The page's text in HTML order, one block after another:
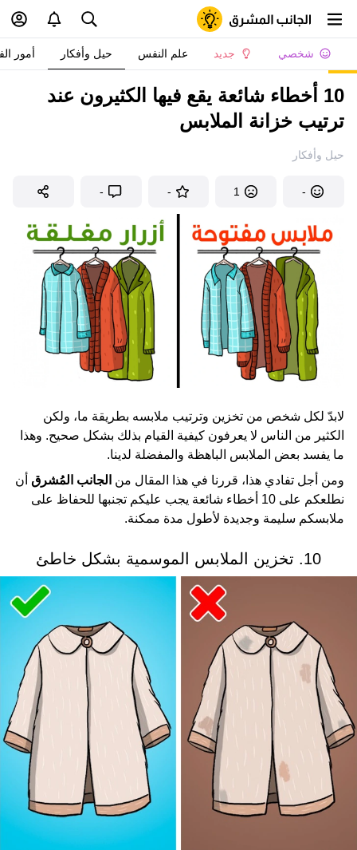
شخصي جديد علم النفس حيل وأفكار أمور
10 أخطاء شائعة يقع فيها الكثيرون عند
ترتيب خزانة الملابس
حيل وأفكار
-
1
-
-
لابدّ لكل شخص من تخزين وترتيب ملابسه بطريقة ما، ولكن
الكثير من الناس لا يعرفون كيفية القيام بذلك بشكل صحيح. وهذا
ما يفسد بعض الملابس الباهظة والمفضلة لدينا.
ومن أجل تفادي هذا، قررنا في هذا المقال من الجانب المُشرق أن
نطلعكم على 10 أخطاء شائعة يجب عليكم تجنبها للحفاظ على
ملابسكم سليمة وجديدة لأطول مدة ممكنة.
10. تخزين الملابس الموسمية بشكل خاطئ